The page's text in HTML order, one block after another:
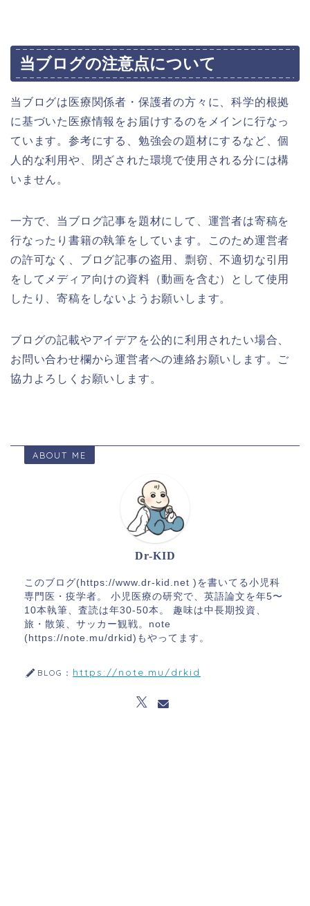
当ブログの注意点について
当ブログは医療関係者・保護者の方々に、科学的根拠
に基づいた医療情報をお届けするのをメインに行なっ
ています。参考にする、勉強会の題材にするなど、個
人的な利用や、閉ざされた環境で使用される分には構
いません。
一方で、当ブログ記事を題材にして、運営者は寄稿を
行なったり書籍の執筆をしています。このため運営者
の許可なく、ブログ記事の盗用、剽窃、不適切な引用
をしてメディア向けの資料（動画を含む）として使用
したり、寄稿をしないようお願いします。
ブログの記載やアイデアを公的に利用されたい場合、
お問い合わせ欄から運営者への連絡お願いします。ご
協力よろしくお願いします。
ABOUT ME
Dr-KID
このブログ(https://www.dr-kid.net )を書いてる小児科
専門医・疫学者。 小児医療の研究で、英語論文を年5〜
10本執筆、査読は年30-50本。 趣味は中長期投資、
旅・散策、サッカー観戦。note
(https://note.mu/drkid)もやってます。
BLOG： https://note.mu/drkid